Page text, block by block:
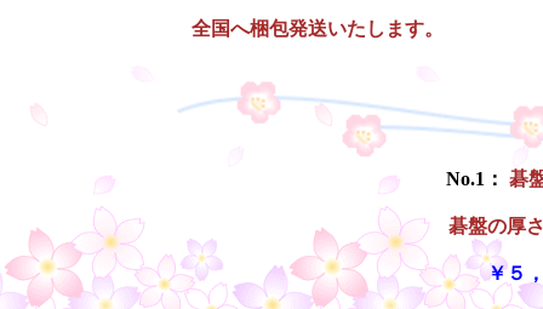
全国へ梱包発送いたします。
No.1： 碁
碁盤の厚
￥５